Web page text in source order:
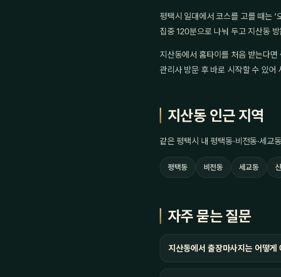
평택시 일대에서 코스를 고를 때는
집중 120분으로 나눠 두고 지산동
지산동에서 홈타이를 처음 받는다
관리사 방문 후 바로 시작할 수 있어
지산동 인근 지역
같은 평택시 내 평택동·비전동·세교
평택동 비전동 세교동
자주 묻는 질문
지산동에서 출장마사지는 어떻게